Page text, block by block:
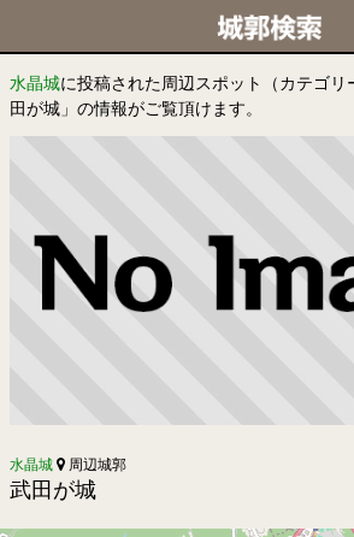
水晶城に投稿された周辺スポット（カテゴ
田が城」の情報がご覧頂けます。
水晶城 周辺城郭
武田が城